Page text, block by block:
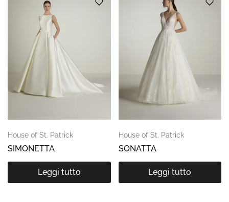
House of St. Patrick
SIMONETTA
Leggi tutto
House of St. Patrick
SONATTA
Leggi tutto